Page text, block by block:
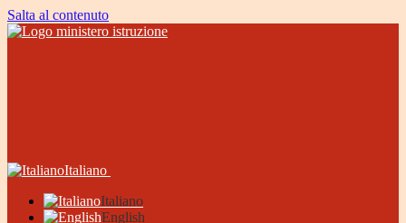
Salta al contenuto
Italiano
Italiano
English